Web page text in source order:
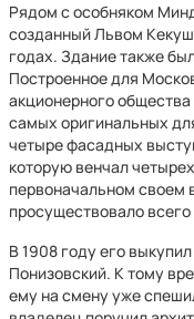
Рядом с особняком
созданный Львом
годах. Здание также
Построенное для
акционерного
самых оригинальных
четыре фасадных
которую венчал
первоначальном своем
просуществовало
В 1908 году его
Понизовский. К тому
ему на смену уже